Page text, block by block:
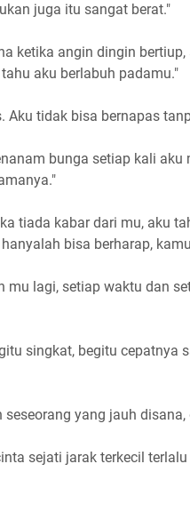
juga itu sangat berat."
ketika angin dingin
aku berlabuh padamu."
Aku tidak bisa bernapas
bunga setiap kali aku
tiada kabar dari mu, aku
bisa berharap,
mu lagi, setiap waktu dan
singkat, begitu cepatnya
yang jauh
sejati jarak terkecil